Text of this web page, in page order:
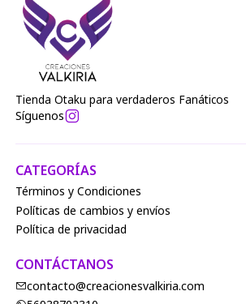
Tienda Otaku para verdaderos Fanáticos
Síguenos
CATEGORÍAS
Términos y Condiciones
Políticas de cambios y envíos
Política de privacidad
CONTÁCTANOS
contacto@creacionesvalkiria.com